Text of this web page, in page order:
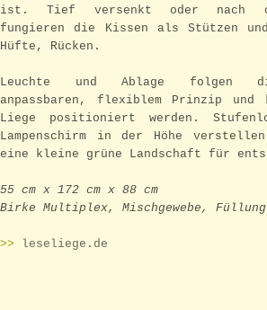
ist. Tief versenkt oder nach
fungieren die Kissen als Stützen
Hüfte, Rücken.
Leuchte und Ablage folgen
anpassbaren, flexiblem Prinzip und
Liege positioniert werden.
Lampenschirm in der Höhe
eine kleine grüne Landschaft für
55 cm x 172 cm x 88 cm
Birke Multiplex, Mischgewebe, Füllung
>> leseliege.de